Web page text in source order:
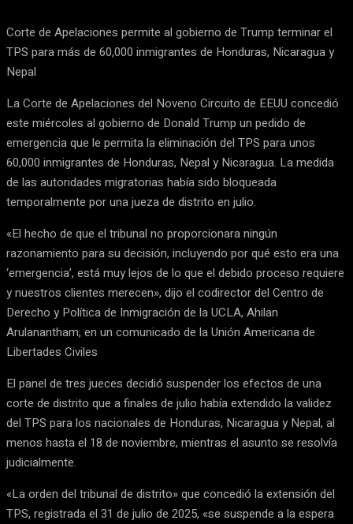
Corte de Apelaciones permite al gobierno de Trump terminar el
TPS para más de 60,000 inmigrantes de Honduras, Nicaragua y
Nepal
La Corte de Apelaciones del Noveno Circuito de EEUU concedió
este miércoles al gobierno de Donald Trump un pedido de
emergencia que le permita la eliminación del TPS para unos
60,000 inmigrantes de Honduras, Nepal y Nicaragua. La medida
de las autoridades migratorias había sido bloqueada
temporalmente por una jueza de distrito en julio.
«El hecho de que el tribunal no proporcionara ningún
razonamiento para su decisión, incluyendo por qué esto era una
‘emergencia’, está muy lejos de lo que el debido proceso requiere
y nuestros clientes merecen», dijo el codirector del Centro de
Derecho y Política de Inmigración de la UCLA, Ahilan
Arulanantham, en un comunicado de la Unión Americana de
Libertades Civiles
El panel de tres jueces decidió suspender los efectos de una
corte de distrito que a finales de julio había extendido la validez
del TPS para los nacionales de Honduras, Nicaragua y Nepal, al
menos hasta el 18 de noviembre, mientras el asunto se resolvía
judicialmente.
«La orden del tribunal de distrito» que concedió la extensión del
TPS, registrada el 31 de julio de 2025, «se suspende a la espera